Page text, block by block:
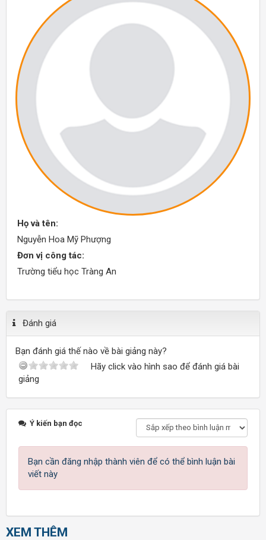
Họ và tên:
Nguyễn Hoa Mỹ Phượng
Đơn vị công tác:
Trường tiểu học Tràng An
Đánh giá
Bạn đánh giá thế nào về bài giảng này?
Hãy click vào hình sao để đánh giá bài
giảng
Ý kiến bạn đọc
Bạn cần đăng nhập thành viên để có thể bình luận bài
viết này
XEM THÊM